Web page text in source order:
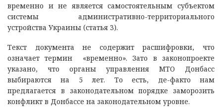
временно и не является самостоятельным субъектом
системы административно-территориального
устройства Украины (статья 3).
Текст документа не содержит расшифровки, что
означает термин «временно». Зато в законопроекте
указано, что органы управления МТО Донбасс
выбираются на 5 лет. То есть, де-факто нам
предлагается в законодательном порядке заморозить
конфликт в Донбассе на законодательном уровне.